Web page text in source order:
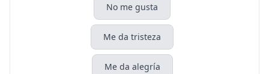
No me gusta
Me da tristeza
Me da alegría